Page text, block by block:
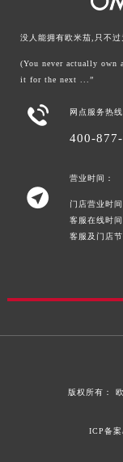
没人能拥有欧米茄,只不
(You never actually own
it for the next ...”
 网点服务热线
400-

营业时间：
门店营业时
客服在线时
客服及门店
版权所有：
ICP备